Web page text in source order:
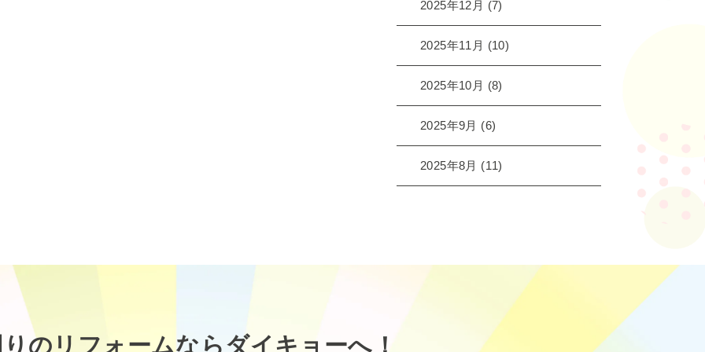
2025年12月 (7)
2025年11月 (10)
2025年10月 (8)
2025年9月 (6)
2025年8月 (11)
のリフォームならダイキョーへ！